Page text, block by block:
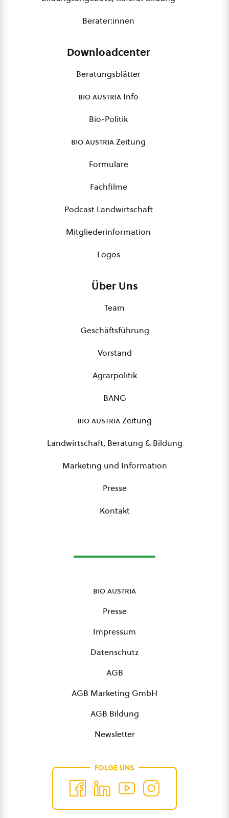
Berater:innen
Downloadcenter
Beratungsblätter
bio austria Info
Bio-Politik
bio austriaZeitung
Formulare
Fachfilme
Podcast Landwirtschaft
Mitgliederinformation
Logos
Über Uns
Team
Geschäftsführung
Vorstand
Agrarpolitik
BANG
bio austriaZeitung
Landwirtschaft, Beratung & Bildung
Marketing und Information
Presse
Kontakt
bio austria
Presse
Impressum
Datenschutz
AGB
AGB Marketing GmbH
AGB Bildung
Newsletter
FOLGE UNS